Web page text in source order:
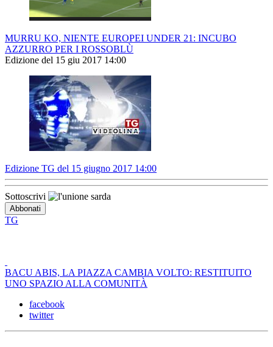
MURRU KO, NIENTE EUROPEI UNDER 21: INCUBO
AZZURRO PER I ROSSOBLÙ
Edizione del 15 giu 2017 14:00
Edizione TG del 15 giugno 2017 14:00
Sottoscrivi
TG
BACU ABIS, LA PIAZZA CAMBIA VOLTO: RESTITUITO
UNO SPAZIO ALLA COMUNITÀ
facebook
twitter